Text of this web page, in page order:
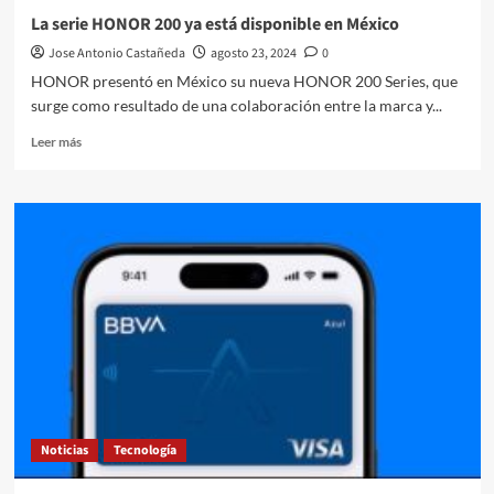
en
septiembre
La serie HONOR 200 ya está disponible en México
Jose Antonio Castañeda agosto 23, 2024
0
HONOR presentó en México su nueva HONOR 200 Series, que
surge como resultado de una colaboración entre la marca y...
Leer másLeer
La
HONOR
200
ya
está
disponible
México
Noticias Tecnología